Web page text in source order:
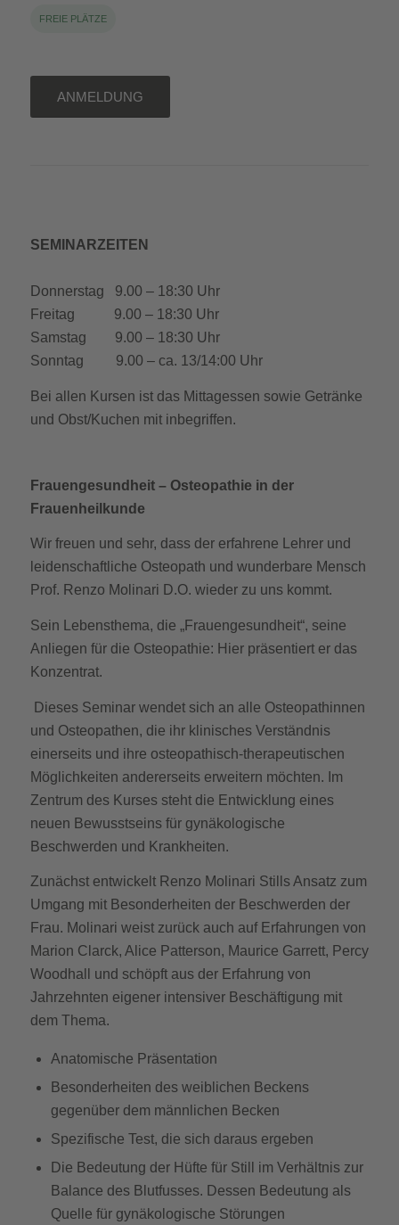
FREIE PLÄTZE
ANMELDUNG
SEMINARZEITEN
Donnerstag 9.00 – 18:30 Uhr
Freitag 9.00 – 18:30 Uhr
Samstag 9.00 – 18:30 Uhr
Sonntag 9.00 – ca. 13/14:00 Uhr
Bei allen Kursen ist das Mittagessen sowie Getränke
und Obst/Kuchen mit inbegriffen.
Frauengesundheit – Osteopathie in der
Frauenheilkunde
Wir freuen und sehr, dass der erfahrene Lehrer und
leidenschaftliche Osteopath und wunderbare Mensch
Prof. Renzo Molinari D.O. wieder zu uns kommt.
Sein Lebensthema, die „Frauengesundheit“, seine
Anliegen für die Osteopathie: Hier präsentiert er das
Konzentrat.
Dieses Seminar wendet sich an alle Osteopathinnen
und Osteopathen, die ihr klinisches Verständnis
einerseits und ihre osteopathisch-therapeutischen
Möglichkeiten andererseits erweitern möchten. Im
Zentrum des Kurses steht die Entwicklung eines
neuen Bewusstseins für gynäkologische
Beschwerden und Krankheiten.
Zunächst entwickelt Renzo Molinari Stills Ansatz zum
Umgang mit Besonderheiten der Beschwerden der
Frau. Molinari weist zurück auch auf Erfahrungen von
Marion Clarck, Alice Patterson, Maurice Garrett, Percy
Woodhall und schöpft aus der Erfahrung von
Jahrzehnten eigener intensiver Beschäftigung mit
dem Thema.
Anatomische Präsentation
Besonderheiten des weiblichen Beckens
gegenüber dem männlichen Becken
Spezifische Test, die sich daraus ergeben
Die Bedeutung der Hüfte für Still im Verhältnis zur
Balance des Blutfusses. Dessen Bedeutung als
Quelle für gynäkologische Störungen